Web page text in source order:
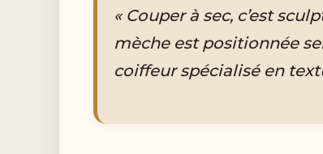
« Couper à sec, c’est
mèche est positionnée
coiffeur spécialisé en